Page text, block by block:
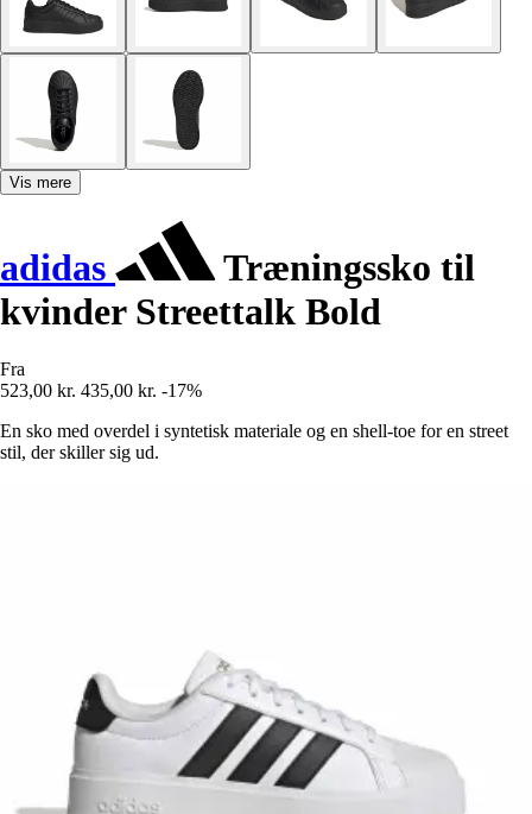
Vis mere
adidas
Træningssko til
kvinder Streettalk Bold
Fra
523,00 kr. 435,00 kr. -17%
En sko med overdel i syntetisk materiale og en shell-toe for en street
stil, der skiller sig ud.